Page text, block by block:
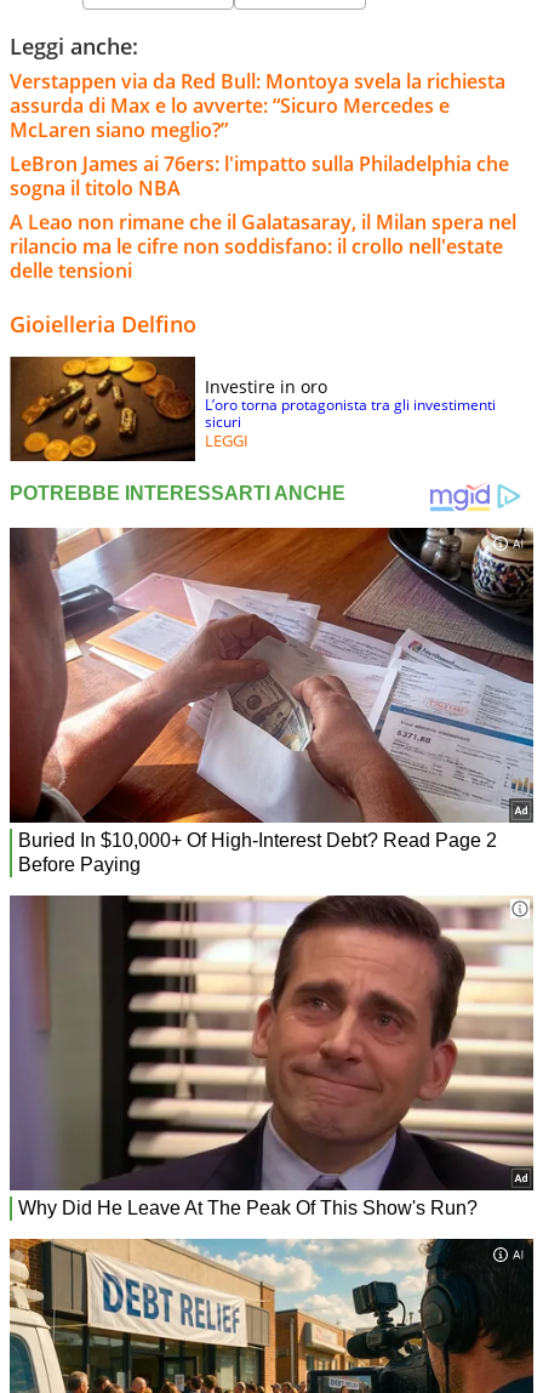
Leggi anche:
Verstappen via da Red Bull: Montoya svela la richiesta
assurda di Max e lo avverte: “Sicuro Mercedes e
McLaren siano meglio?”
LeBron James ai 76ers: l'impatto sulla Philadelphia che
sogna il titolo NBA
A Leao non rimane che il Galatasaray, il Milan spera nel
rilancio ma le cifre non soddisfano: il crollo nell'estate
delle tensioni
Gioielleria Delfino
Investire in oro
L’oro torna protagonista tra gli investimenti
sicuri
LEGGI